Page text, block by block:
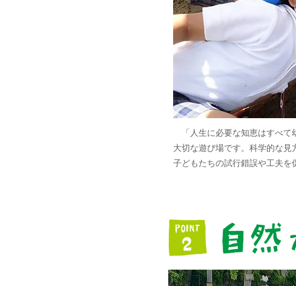
「人生に必要な知恵はすべて
大切な遊び場です。科学的な
子どもたちの試行錯誤や工夫を